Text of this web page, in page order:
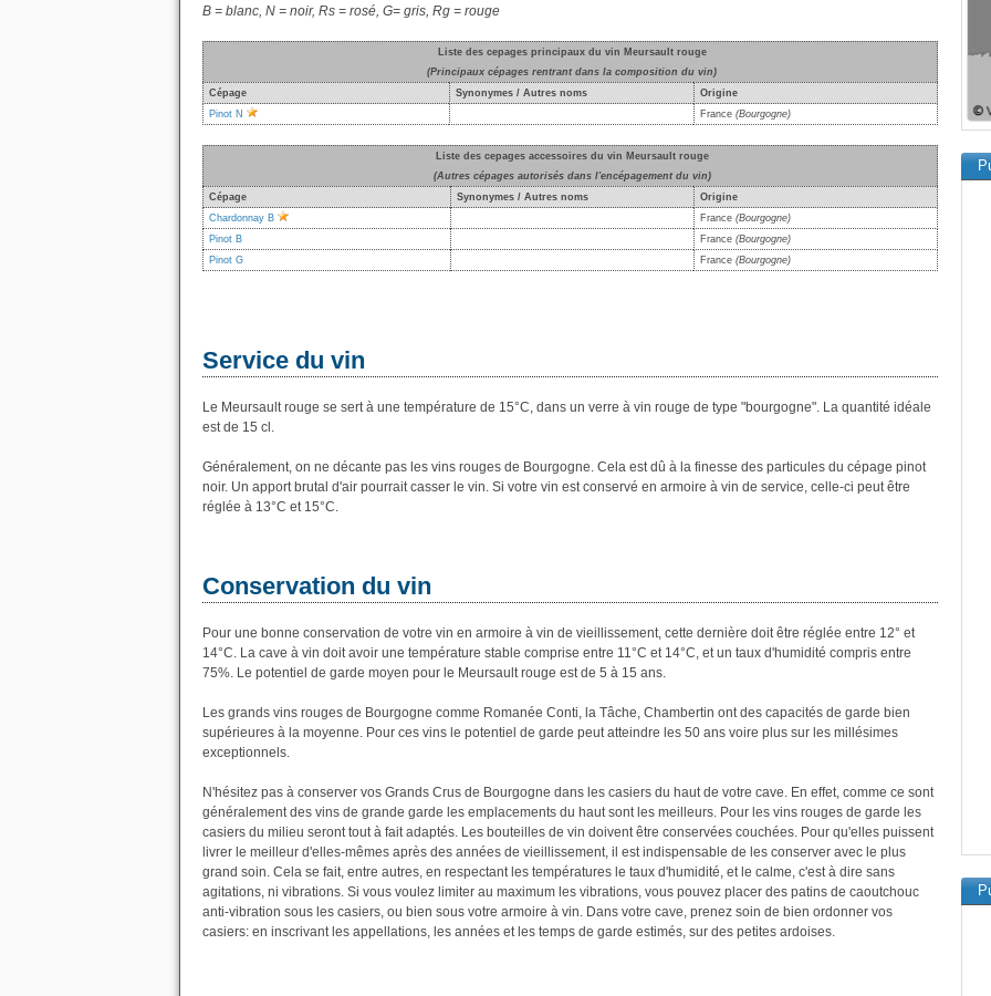
B = blanc, N = noir, Rs = rosé, G= gris, Rg = rouge
Liste des cepages principaux du vin Meursault rouge
(Principaux cépages rentrant dans la composition du vin)
Cépage
Synonymes / Autres noms
Origine
Pinot N
France (Bourgogne)
Liste des cepages accessoires du vin Meursault rouge
(Autres cépages autorisés dans l'encépagement du vin)
Cépage
Synonymes / Autres noms
Origine
Chardonnay B
France (Bourgogne)
Pinot B
France (Bourgogne)
Pinot G
France (Bourgogne)
Service du vin
Le Meursault rouge se sert à une température de 15°C, dans un verre à vin rouge de type "bourgogne". La quantité idéale
est de 15 cl.
Généralement, on ne décante pas les vins rouges de Bourgogne. Cela est dû à la finesse des particules du cépage pinot
noir. Un apport brutal d'air pourrait casser le vin. Si votre vin est conservé en armoire à vin de service, celle-ci peut être
réglée à 13°C et 15°C.
Conservation du vin
Pour une bonne conservation de votre vin en armoire à vin de vieillissement, cette dernière doit être réglée entre 12° et
14°C. La cave à vin doit avoir une température stable comprise entre 11°C et 14°C, et un taux d'humidité compris entre
75%. Le potentiel de garde moyen pour le Meursault rouge est de 5 à 15 ans.
Les grands vins rouges de Bourgogne comme Romanée Conti, la Tâche, Chambertin ont des capacités de garde bien
supérieures à la moyenne. Pour ces vins le potentiel de garde peut atteindre les 50 ans voire plus sur les millésimes
exceptionnels.
N'hésitez pas à conserver vos Grands Crus de Bourgogne dans les casiers du haut de votre cave. En effet, comme ce sont
généralement des vins de grande garde les emplacements du haut sont les meilleurs. Pour les vins rouges de garde les
casiers du milieu seront tout à fait adaptés. Les bouteilles de vin doivent être conservées couchées. Pour qu'elles puissent
livrer le meilleur d'elles-mêmes après des années de vieillissement, il est indispensable de les conserver avec le plus
grand soin. Cela se fait, entre autres, en respectant les températures le taux d'humidité, et le calme, c'est à dire sans
agitations, ni vibrations. Si vous voulez limiter au maximum les vibrations, vous pouvez placer des patins de caoutchouc
anti-vibration sous les casiers, ou bien sous votre armoire à vin. Dans votre cave, prenez soin de bien ordonner vos
casiers: en inscrivant les appellations, les années et les temps de garde estimés, sur des petites ardoises.